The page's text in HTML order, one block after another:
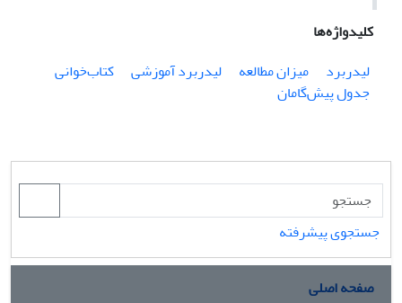
کلیدواژه‌ها
لیدربرد
میزان مطالعه لیدربرد آموزشی
کتاب‌‌خوانی
جدول پیش‌گامان
جستجوی پیشرفته
صفحه اصلی